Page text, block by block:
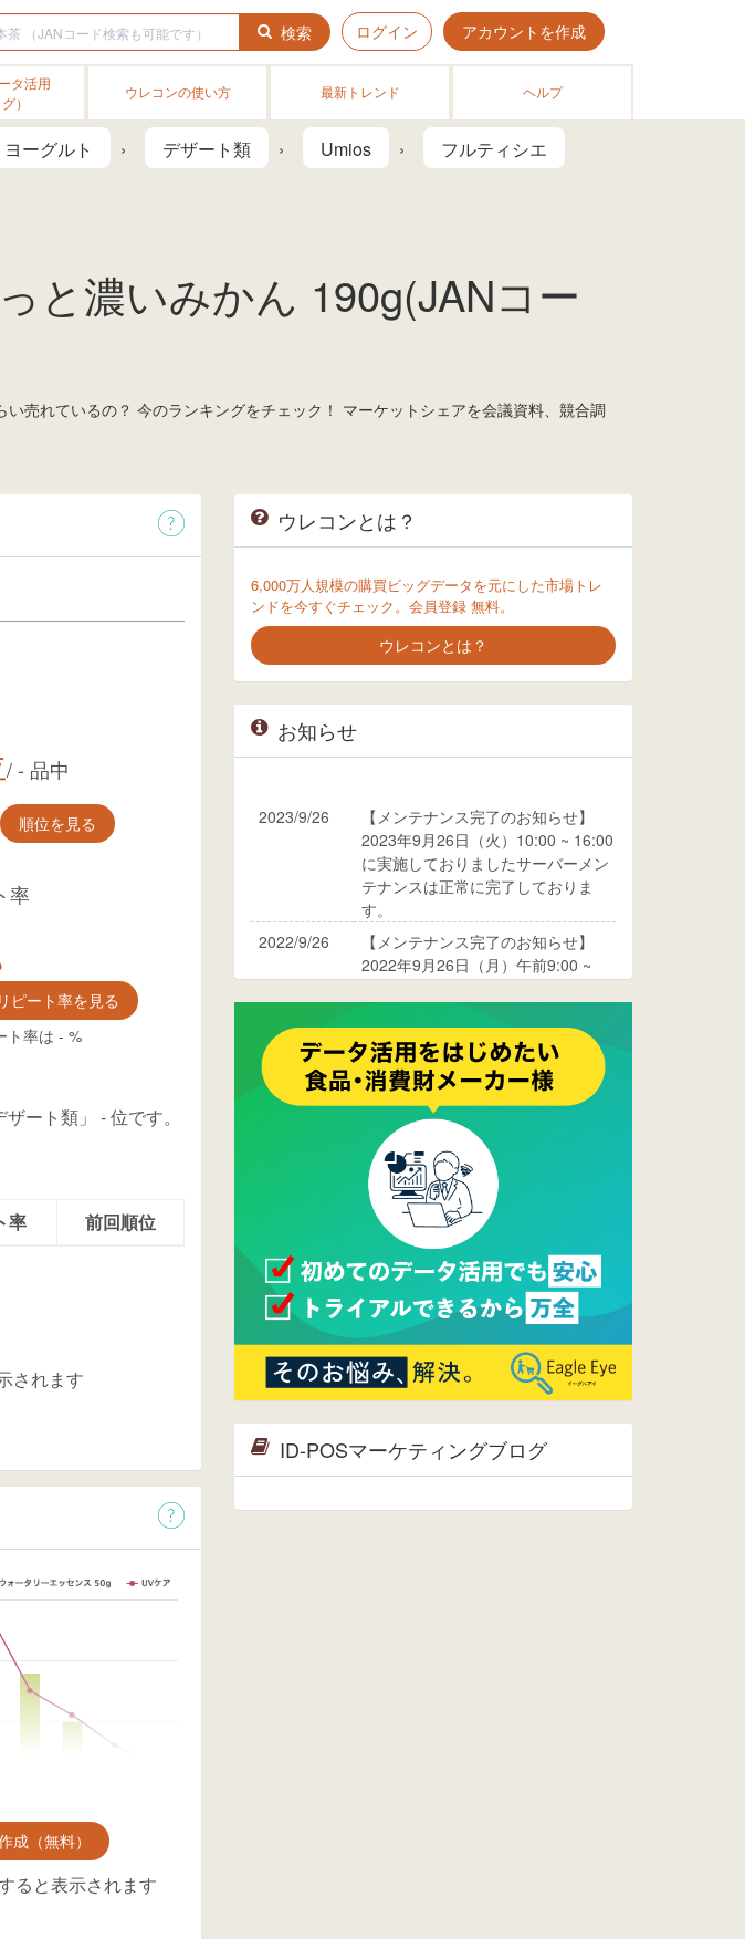
検索 ログイン アカウントを作成
タ活用
）
ウレコンの使い方 最新トレンド ヘルプ
ーグルト デザート類 Umios フルティシエ
と濃いみかん 190g(JANコー
売れているの？ 今のランキングをチェック！ マーケットシェアを会議資料、競合調
/- 品中
順位を見る
率
リピート率を見る
ト率は - %
ート類」 -位です。
率 前回順位
されます
成（無料）
ると表示されます
ウレコンとは？
6,000万人規模の購買ビッグデータを元にした市場トレ
ンドを今すぐチェック。会員登録 無料。
ウレコンとは？
お知らせ
2023/9/26
【メンテナンス完了のお知らせ】
2023年9月26日（火）10:00 ~ 16:00
に実施しておりましたサーバーメン
テナンスは正常に完了しておりま
す。
2022/9/26
【メンテナンス完了のお知らせ】
2022年9月26日（月）午前9:00 ~
ります。
2017/05/17
ウレコンでブログ掲載が始まりまし
た。ぜひご覧ください。
ウレコンのサイト機能を大幅バージ
ョンアップ。詳細はこちら。⇒
ページへ
ウレコンが機能拡充し、サイトリニ
ューアルしました。⇒
Facebook
2015/04/30
Facebookページを開設しました。
詳細はこちら。
2015/04/20
ウレコンサイトリリースしました。
ID-POSマーケティングブログ